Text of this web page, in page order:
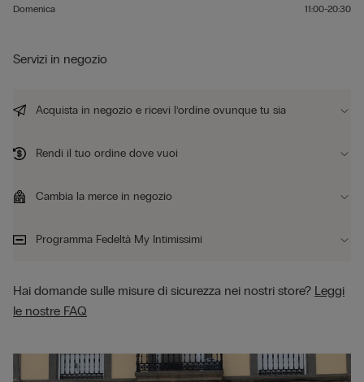
Domenica
11:00-20:30
Servizi in negozio
Acquista in negozio e ricevi l’ordine ovunque tu sia
Rendi il tuo ordine dove vuoi
Cambia la merce in negozio
Programma Fedeltà My Intimissimi
Hai domande sulle misure di sicurezza nei nostri store? Leggi
le nostre FAQ